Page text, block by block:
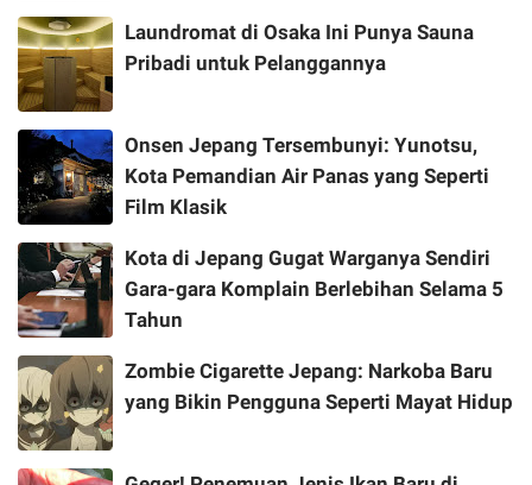
Laundromat di Osaka Ini Punya Sauna
Pribadi untuk Pelanggannya
Onsen Jepang Tersembunyi: Yunotsu,
Kota Pemandian Air Panas yang Seperti
Film Klasik
Kota di Jepang Gugat Warganya Sendiri
Gara-gara Komplain Berlebihan Selama 5
Tahun
Zombie Cigarette Jepang: Narkoba Baru
yang Bikin Pengguna Seperti Mayat Hidup